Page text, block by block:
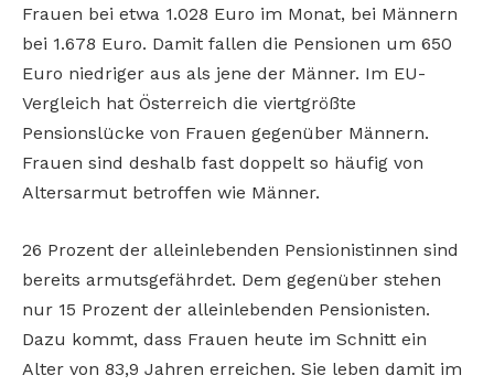
Frauen bei etwa 1.028 Euro im Monat, bei Männern
bei 1.678 Euro. Damit fallen die Pensionen um 650
Euro niedriger aus als jene der Männer. Im EU-
Vergleich hat Österreich die viertgrößte
Pensionslücke von Frauen gegenüber Männern.
Frauen sind deshalb fast doppelt so häufig von
Altersarmut betroffen wie Männer.
26 Prozent der alleinlebenden Pensionistinnen sind
bereits armutsgefährdet. Dem gegenüber stehen
nur 15 Prozent der alleinlebenden Pensionisten.
Dazu kommt, dass Frauen heute im Schnitt ein
Alter von 83,9 Jahren erreichen. Sie leben damit im